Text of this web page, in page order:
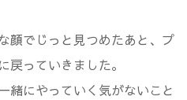
顔でじっと見つめたあと、プ
戻っていきました。
緒にやっていく気がないこと